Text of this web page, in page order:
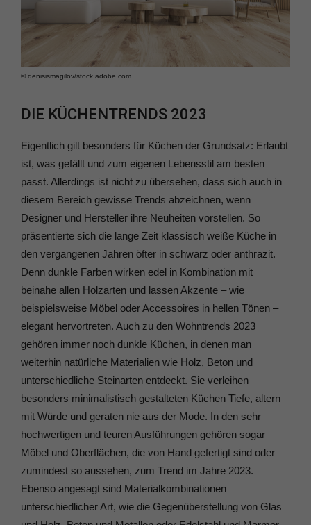
© denisismagilov/​stock.adobe.com
DIE KÜCHENTRENDS 2023
Eigentlich gilt besonders für Küchen der Grundsatz: Erlaubt
ist, was gefällt und zum eigenen Lebensstil am besten
passt. Allerdings ist nicht zu übersehen, dass sich auch in
diesem Bereich gewisse Trends abzeichnen, wenn
Designer und Hersteller ihre Neuheiten vorstellen. So
präsentierte sich die lange Zeit klassisch weiße Küche in
den vergangenen Jahren öfter in schwarz oder anthrazit.
Denn dunkle Farben wirken edel in Kombination mit
beinahe allen Holzarten und lassen Akzente – wie
beispielsweise Möbel oder Accessoires in hellen Tönen –
elegant hervortreten. Auch zu den Wohntrends 2023
gehören immer noch dunkle Küchen, in denen man
weiterhin natürliche Materialien wie Holz, Beton und
unterschiedliche Steinarten entdeckt. Sie verleihen
besonders minimalistisch gestalteten Küchen Tiefe, altern
mit Würde und geraten nie aus der Mode. In den sehr
hochwertigen und teuren Ausführungen gehören sogar
Möbel und Oberflächen, die von Hand gefertigt sind oder
zumindest so aussehen, zum Trend im Jahre 2023.
Ebenso angesagt sind Materialkombinationen
unterschiedlicher Art, wie die Gegenüberstellung von Glas